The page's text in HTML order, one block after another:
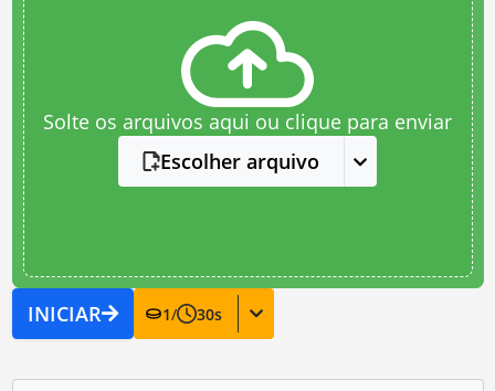
Solte os arquivos aqui ou clique para enviar
Escolher arquivo
INICIAR 1/ 30s